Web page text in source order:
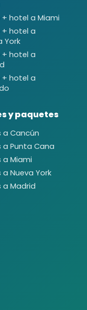
+ hotel a Miami
+ hotel a
York
+ hotel a
+ hotel a
y paquetes
a Cancún
a Punta Cana
a Miami
a Nueva York
a Madrid